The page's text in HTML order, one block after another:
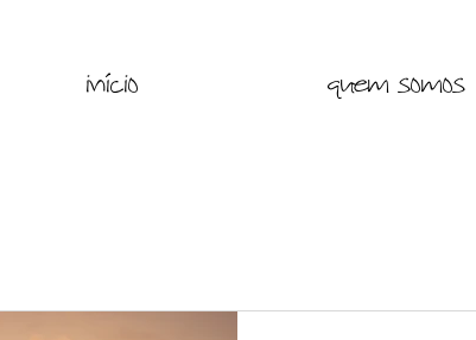
início quem somos